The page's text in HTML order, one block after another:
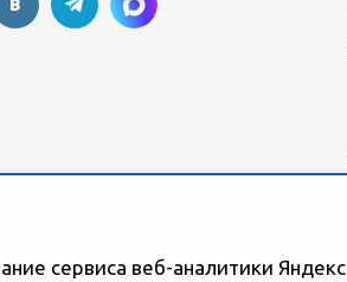
сервиса веб-аналитики Яндекс